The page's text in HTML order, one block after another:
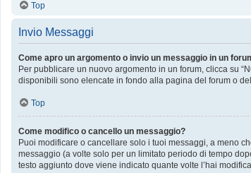
Top
Invio Messaggi
Come apro un argomento o invio un messaggio in un
Per pubblicare un nuovo argomento in un forum, clicca su
disponibili sono elencate in fondo alla pagina del forum o
Top
Come modifico o cancello un messaggio?
Puoi modificare o cancellare solo i tuoi messaggi, a meno
messaggio (a volte solo per un limitato periodo di tempo
testo aggiunto dove viene indicato quante volte l’hai